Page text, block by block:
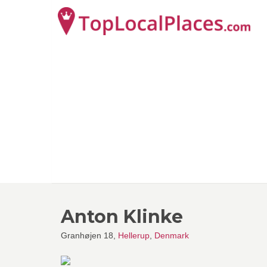
Anton Klinke
Granhøjen 18, Hellerup Denmark